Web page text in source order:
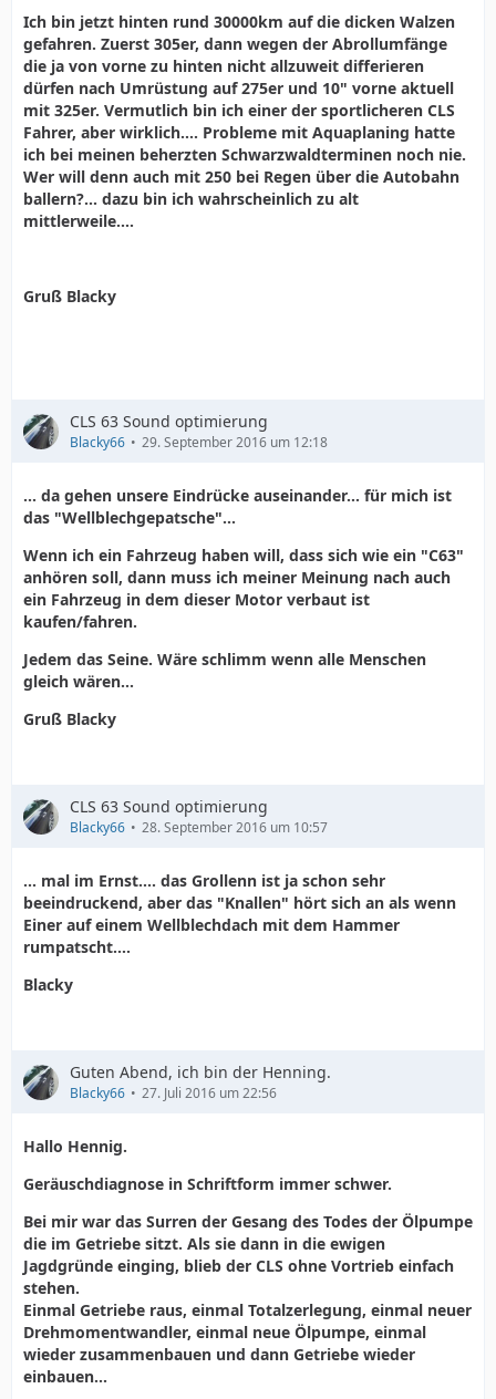
Ich bin jetzt hinten rund 30000km auf die dicken Walzen
gefahren. Zuerst 305er, dann wegen der Abrollumfänge
die ja von vorne zu hinten nicht allzuweit differieren
dürfen nach Umrüstung auf 275er und 10" vorne aktuell
mit 325er. Vermutlich bin ich einer der sportlicheren CLS
Fahrer, aber wirklich.... Probleme mit Aquaplaning hatte
ich bei meinen beherzten Schwarzwaldterminen noch nie.
Wer will denn auch mit 250 bei Regen über die Autobahn
ballern?... dazu bin ich wahrscheinlich zu alt
mittlerweile....
Gruß Blacky
CLS 63 Sound optimierung
Blacky66 29. September 2016 um 12:18
... da gehen unsere Eindrücke auseinander... für mich ist
das "Wellblechgepatsche"...
Wenn ich ein Fahrzeug haben will, dass sich wie ein "C63"
anhören soll, dann muss ich meiner Meinung nach auch
ein Fahrzeug in dem dieser Motor verbaut ist
kaufen/fahren.
Jedem das Seine. Wäre schlimm wenn alle Menschen
gleich wären...
Gruß Blacky
CLS 63 Sound optimierung
Blacky66 28. September 2016 um 10:57
... mal im Ernst.... das Grollenn ist ja schon sehr
beeindruckend, aber das "Knallen" hört sich an als wenn
Einer auf einem Wellblechdach mit dem Hammer
rumpatscht....
Blacky
Guten Abend, ich bin der Henning.
Blacky66 27. Juli 2016 um 22:56
Hallo Hennig.
Geräuschdiagnose in Schriftform immer schwer.
Bei mir war das Surren der Gesang des Todes der Ölpumpe
die im Getriebe sitzt. Als sie dann in die ewigen
Jagdgründe einging, blieb der CLS ohne Vortrieb einfach
stehen.
Einmal Getriebe raus, einmal Totalzerlegung, einmal neuer
Drehmomentwandler, einmal neue Ölpumpe, einmal
wieder zusammenbauen und dann Getriebe wieder
einbauen...